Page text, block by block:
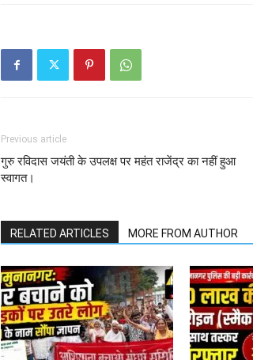
Previous article
गुरु रविदास जयंती के उपलक्ष पर महंत राजेंद्र का नहीं हुआ
स्वागत।
RELATED ARTICLES MORE FROM AUTHOR